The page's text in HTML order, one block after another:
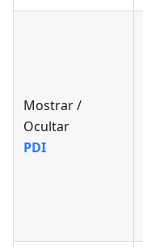
Mostrar /
Ocultar
PDI